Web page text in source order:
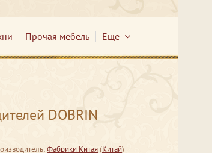
Прочая мебель Еще
DOBRIN
Фабрики Китая(Китай)